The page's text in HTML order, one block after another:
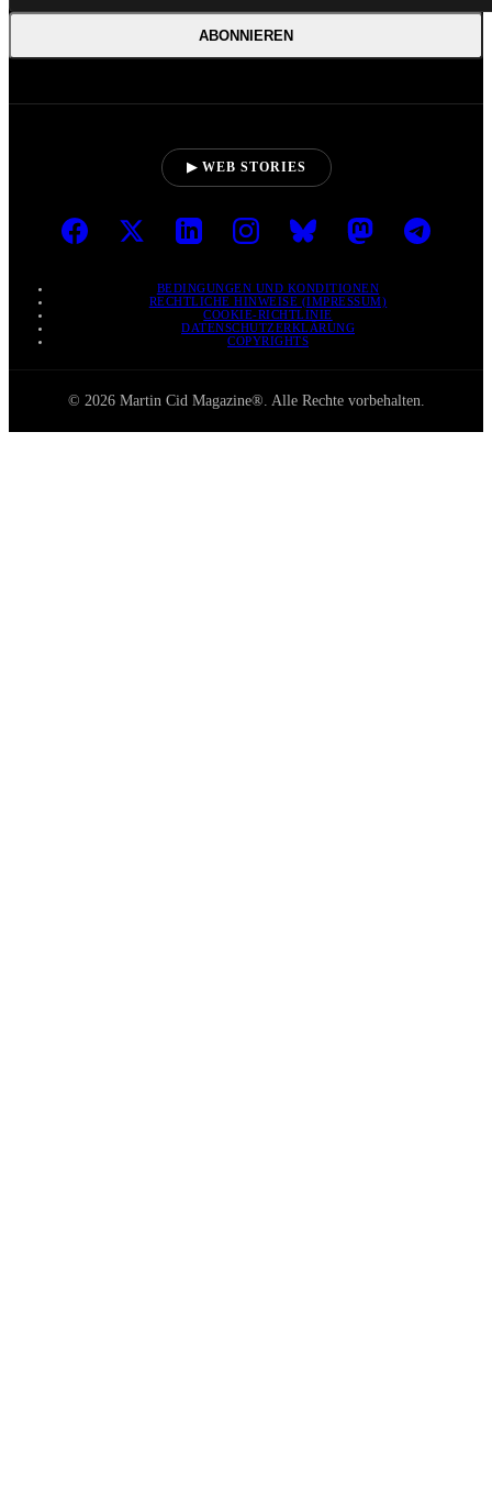
ABONNIEREN
▶ WEB STORIES
BEDINGUNGEN UND KONDITIONEN
RECHTLICHE HINWEISE (IMPRESSUM)
COOKIE-RICHTLINIE
DATENSCHUTZERKLÄRUNG
COPYRIGHTS
© 2026 Martin Cid Magazine®. Alle Rechte vorbehalten.